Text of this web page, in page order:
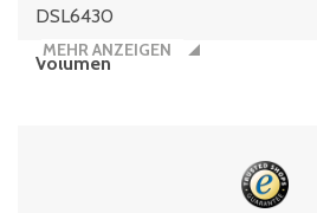
DSL6430
Volumen
MEHR ANZEIGEN